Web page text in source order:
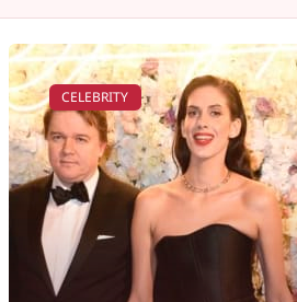
CELEBRITY